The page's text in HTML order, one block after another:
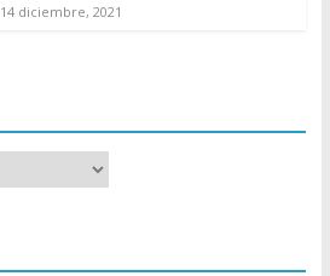
14 diciembre, 2021